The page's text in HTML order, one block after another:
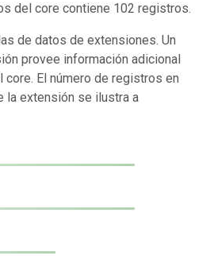
del core contiene 102 registros.
de datos de extensiones. Un
provee información adicional
core. El número de registros en
la extensión se ilustra a